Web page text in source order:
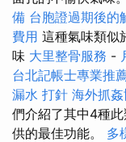
備 台胞證過期後的
費用 這種氣味類似
味 大里整骨服務 -
台北記帳士專業推
漏水 打針 海外抓
們介紹了其中4種
供的最佳功能。 多